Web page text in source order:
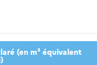
2017
(en m³ équivalent